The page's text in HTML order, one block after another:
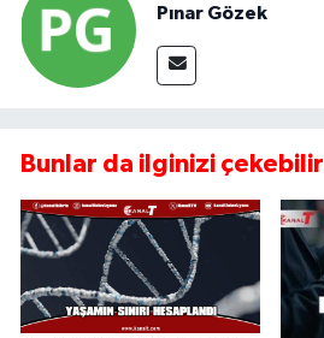
Pınar Gözek
Bunlar da ilginizi çekebilir